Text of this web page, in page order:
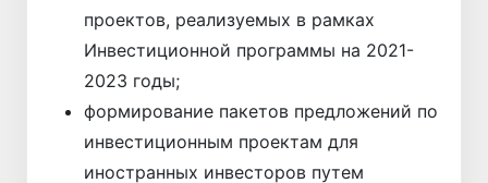
проектов, реализуемых в рамках
Инвестиционной программы на 2021-
2023 годы;
формирование пакетов предложений по
инвестиционным проектам для
иностранных инвесторов путем